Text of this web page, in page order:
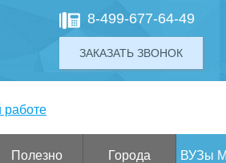
8-499-677-64-49
ЗАКАЗАТЬ ЗВОНОК
Полезно Города ВУЗы